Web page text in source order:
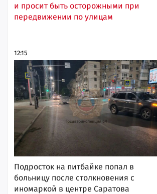
и просит быть осторожными при
передвижении по улицам
12:15
Подросток на питбайке попал в
больницу после столкновения с
иномаркой в центре Саратова